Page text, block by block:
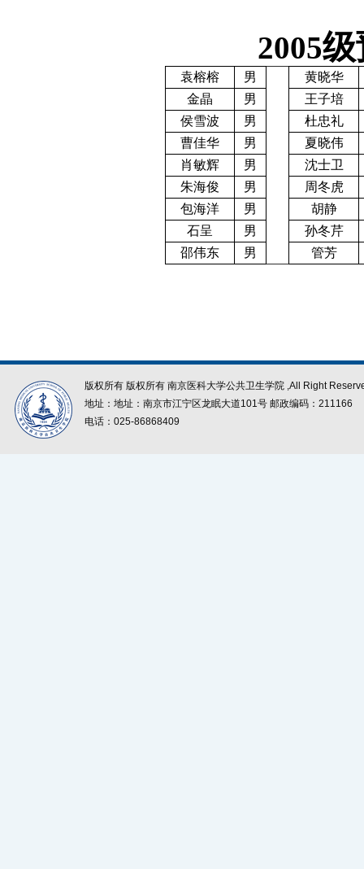
2005级
袁榕榕 男
黄晓华
金晶
男
王子培
侯雪波
男
杜忠礼
曹佳华
男
夏晓伟
肖敏辉
男
沈士卫
朱海俊
男
周冬虎
包海洋
男
胡静
石呈
男
孙冬芹
邵伟东
男 管芳
版权所有 版权所有 南京医科大学公共卫生学院 ,All Right
地址：地址：南京市江宁区龙眠大道101号 邮政编码：211166
电话：025-86868409